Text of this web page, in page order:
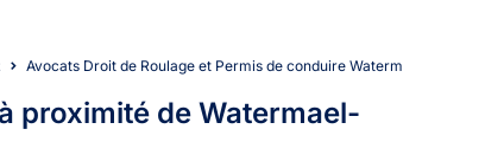
Avocats Droit de Roulage et Permis de conduire Watermael-
proximité de Watermael-